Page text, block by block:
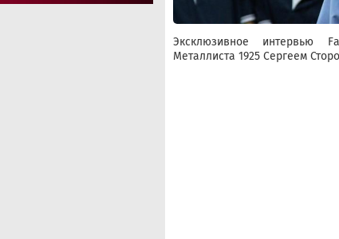
Эксклюзивное интервью
Металлиста 1925 Сергеем